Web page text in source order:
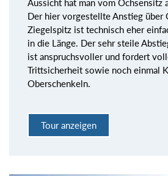
Der hier vorgestellte Anstieg über
Ziegelspitz ist technisch eher
in die Länge. Der sehr steile
ist anspruchsvoller und fordert
Trittsicherheit sowie noch einmal
Oberschenkeln.
Tour anzeigen